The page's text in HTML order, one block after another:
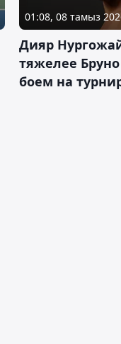
01:08, 08 тамыз
Дияр
тяжелее
боем на